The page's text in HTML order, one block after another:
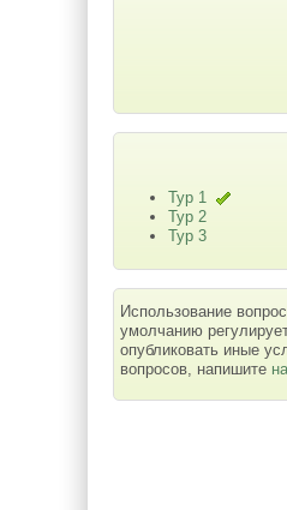
Тур 1
Тур 2
Тур 3
Использование
умолчанию
опубликовать иные
вопросов, напишите